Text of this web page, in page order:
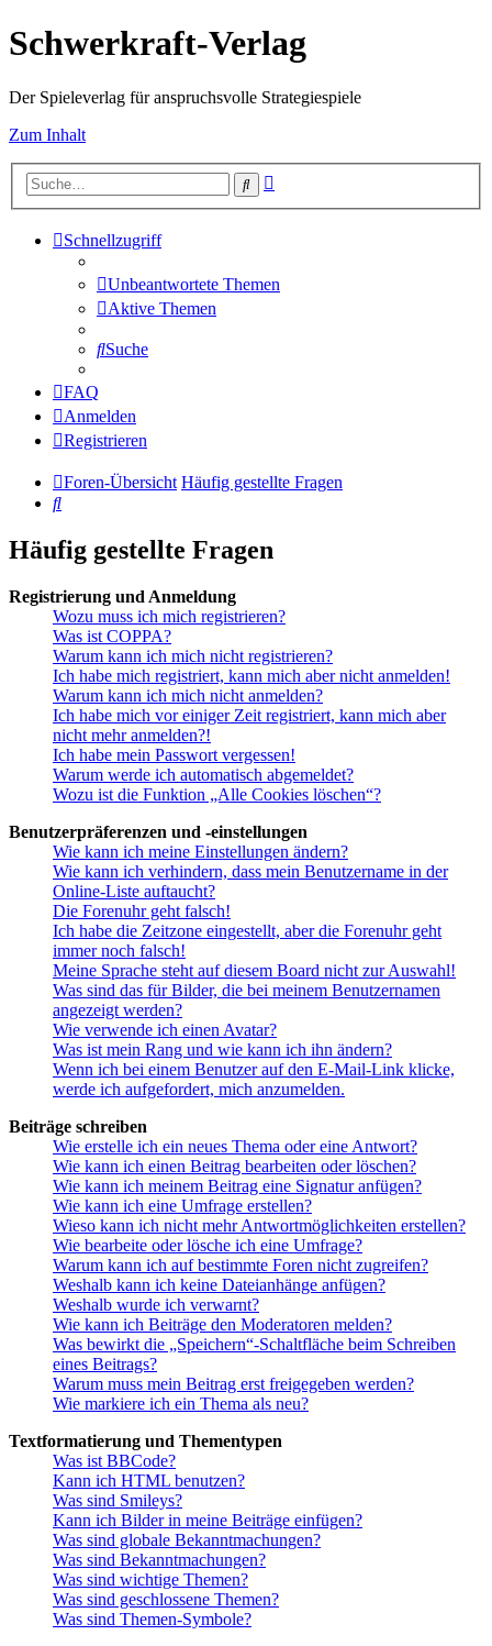
Schwerkraft-Verlag
Der Spieleverlag für anspruchsvolle Strategiespiele
Zum Inhalt
Suche
Schnellzugriff
Unbeantwortete Themen
Aktive Themen
Suche
FAQ
Anmelden
Registrieren
Foren-Übersicht Häufig gestellte Fragen
Suche
Häufig gestellte Fragen
Registrierung und Anmeldung
Wozu muss ich mich registrieren?
Was ist COPPA?
Warum kann ich mich nicht registrieren?
Ich habe mich registriert, kann mich aber nicht anmelden!
Warum kann ich mich nicht anmelden?
Ich habe mich vor einiger Zeit registriert, kann mich aber
nicht mehr anmelden?!
Ich habe mein Passwort vergessen!
Warum werde ich automatisch abgemeldet?
Wozu ist die Funktion „Alle Cookies löschen“?
Benutzerpräferenzen und -einstellungen
Wie kann ich meine Einstellungen ändern?
Wie kann ich verhindern, dass mein Benutzername in der
Online-Liste auftaucht?
Die Forenuhr geht falsch!
Ich habe die Zeitzone eingestellt, aber die Forenuhr geht
immer noch falsch!
Meine Sprache steht auf diesem Board nicht zur Auswahl!
Was sind das für Bilder, die bei meinem Benutzernamen
angezeigt werden?
Wie verwende ich einen Avatar?
Was ist mein Rang und wie kann ich ihn ändern?
Wenn ich bei einem Benutzer auf den E-Mail-Link klicke,
werde ich aufgefordert, mich anzumelden.
Beiträge schreiben
Wie erstelle ich ein neues Thema oder eine Antwort?
Wie kann ich einen Beitrag bearbeiten oder löschen?
Wie kann ich meinem Beitrag eine Signatur anfügen?
Wie kann ich eine Umfrage erstellen?
Wieso kann ich nicht mehr Antwortmöglichkeiten erstellen?
Wie bearbeite oder lösche ich eine Umfrage?
Warum kann ich auf bestimmte Foren nicht zugreifen?
Weshalb kann ich keine Dateianhänge anfügen?
Weshalb wurde ich verwarnt?
Wie kann ich Beiträge den Moderatoren melden?
Was bewirkt die „Speichern“-Schaltfläche beim Schreiben
eines Beitrags?
Warum muss mein Beitrag erst freigegeben werden?
Wie markiere ich ein Thema als neu?
Textformatierung und Thementypen
Was ist BBCode?
Kann ich HTML benutzen?
Was sind Smileys?
Kann ich Bilder in meine Beiträge einfügen?
Was sind globale Bekanntmachungen?
Was sind Bekanntmachungen?
Was sind wichtige Themen?
Was sind geschlossene Themen?
Was sind Themen-Symbole?